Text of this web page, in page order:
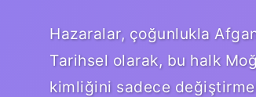
Hazaralar, çoğunlukla
Tarihsel olarak, bu halk
kimliğini sadece